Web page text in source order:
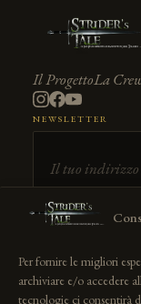
Per fornire le migliori
archiviare e/o accedere
tecnologie ci consentirà
Il ProgettoLa
NEWSLETTER
Ho letto